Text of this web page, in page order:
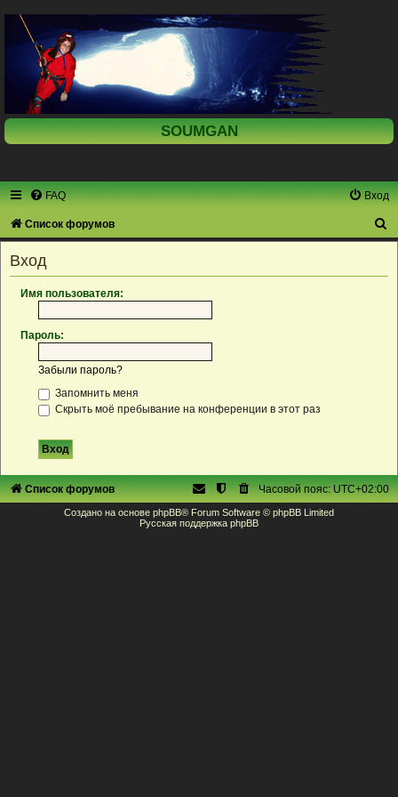
SOUMGAN
FAQ Вход
Список форумов
Вход
Имя пользователя:
Пароль:
Забыли пароль?
Запомнить меня
Скрыть моё пребывание на конференции в этот раз
Список форумов Часовой пояс:UTC+02:00
Создано на основе phpBB® Forum Software © phpBB Limited
Русская поддержка phpBB